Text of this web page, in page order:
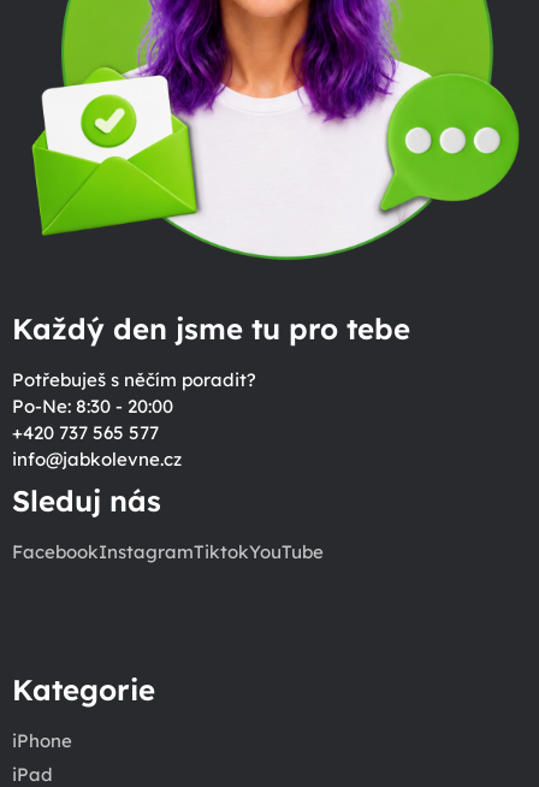
Každý den jsme tu pro tebe
Potřebuješ s něčím poradit?
Po-Ne: 8:30 - 20:00
+420 737 565 577
info@jabkolevne.cz
Sleduj nás
FacebookInstagramTiktokYouTube
Kategorie
iPhone
iPad